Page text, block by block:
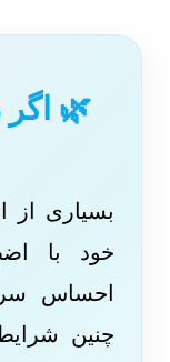
🌿 اگر
بسیاری از
خود با
احساس
چنین